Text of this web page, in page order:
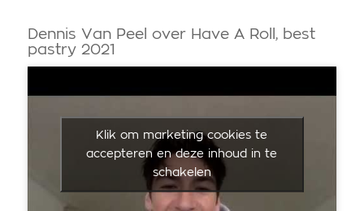
Dennis Van Peel over Have A Roll, best
pastry 2021
Klik om marketing cookies te
accepteren en deze inhoud in te
schakelen